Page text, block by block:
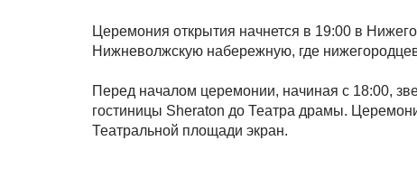
Церемония открытия начнется в 19:00 в
Нижневолжскую набережную, где
Перед началом церемонии, начиная с 18:00,
гостиницы Sheraton до Театра драмы.
Театральной площади экран.